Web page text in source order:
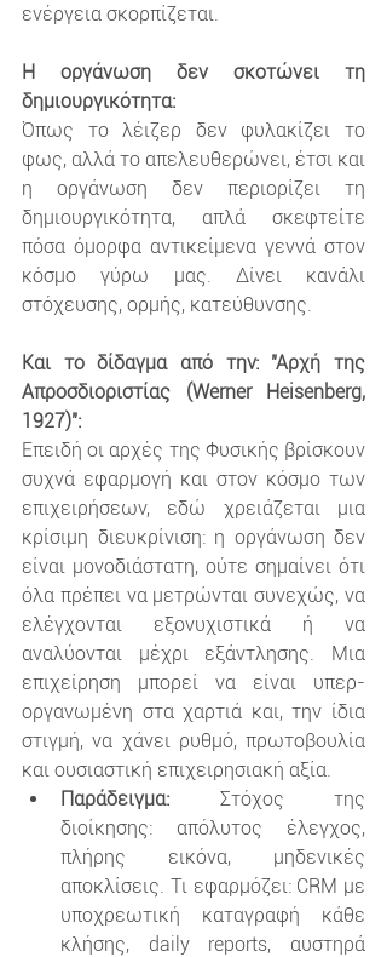
ενέργεια σκορπίζεται.
Η οργάνωση δεν σκοτώνει τη
δημιουργικότητα:
Όπως το λέιζερ δεν φυλακίζει το
φως, αλλά το απελευθερώνει, έτσι και
η οργάνωση δεν περιορίζει τη
δημιουργικότητα, απλά σκεφτείτε
πόσα όμορφα αντικείμενα γεννά στον
κόσμο γύρω μας. Δίνει κανάλι
στόχευσης, ορμής, κατεύθυνσης.
Και το δίδαγμα από την: "Αρχή της
Απροσδιοριστίας (Werner Heisenberg,
1927)":
Επειδή οι αρχές της Φυσικής βρίσκουν
συχνά εφαρμογή και στον κόσμο των
επιχειρήσεων, εδώ χρειάζεται μια
κρίσιμη διευκρίνιση: η οργάνωση δεν
είναι μονοδιάστατη, ούτε σημαίνει ότι
όλα πρέπει να μετρώνται συνεχώς, να
ελέγχονται εξονυχιστικά ή να
αναλύονται μέχρι εξάντλησης. Μια
επιχείρηση μπορεί να είναι υπερ-
οργανωμένη στα χαρτιά και, την ίδια
στιγμή, να χάνει ρυθμό, πρωτοβουλία
και ουσιαστική επιχειρησιακή αξία.
Παράδειγμα: Στόχος της
διοίκησης: απόλυτος έλεγχος,
πλήρης εικόνα, μηδενικές
αποκλίσεις. Τι εφαρμόζει: CRM με
υποχρεωτική καταγραφή κάθε
κλήσης, daily reports, αυστηρά